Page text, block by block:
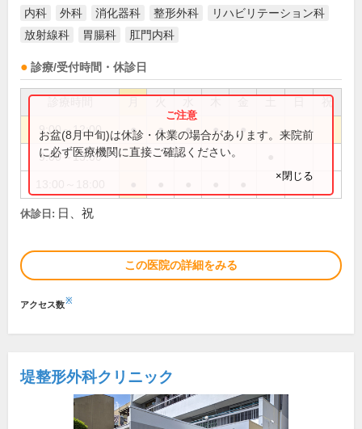
内科 外科 消化器科 整形外科
リハビリテーション科
放射線科
胃腸科 肛門内科
診療/受付時間・休診日
祝
9:00～12:00 ● ● ● ● ●
9:00～13:00
お盆(8月中旬)は休診・休業の場合があります。来院前
に必ず医療機関に直接ご確認ください。
×閉じる
休診日: 日、祝
この医院の詳細をみる
アクセス数※
堤整形外科クリニック